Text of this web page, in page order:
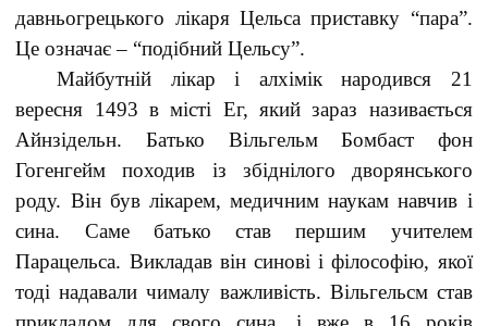
давньогрецького лікаря Цельса приставку “пара”.
Це означає – “подібний Цельсу”.
Майбутній лікар і алхімік народився 21
вересня 1493 в місті Ег, який зараз називається
Айнзідельн. Батько Вільгельм Бомбаст фон
Гогенгейм походив із збіднілого дворянського
роду. Він був лікарем, медичним наукам навчив і
сина. Саме батько став першим учителем
Парацельса. Викладав він синові і філософію, якої
тоді надавали чималу важливість. Вільгельсм став